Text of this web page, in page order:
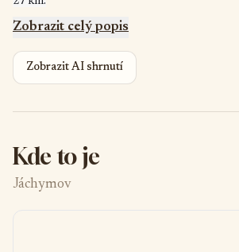
Zobrazit celý popis
Zobrazit AI shrnutí
Kde to je
Jáchymov